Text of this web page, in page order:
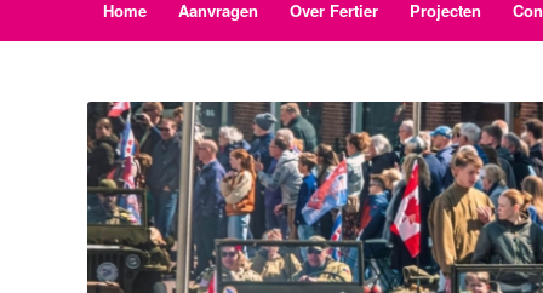
Home Aanvragen Over Fertier Projecten